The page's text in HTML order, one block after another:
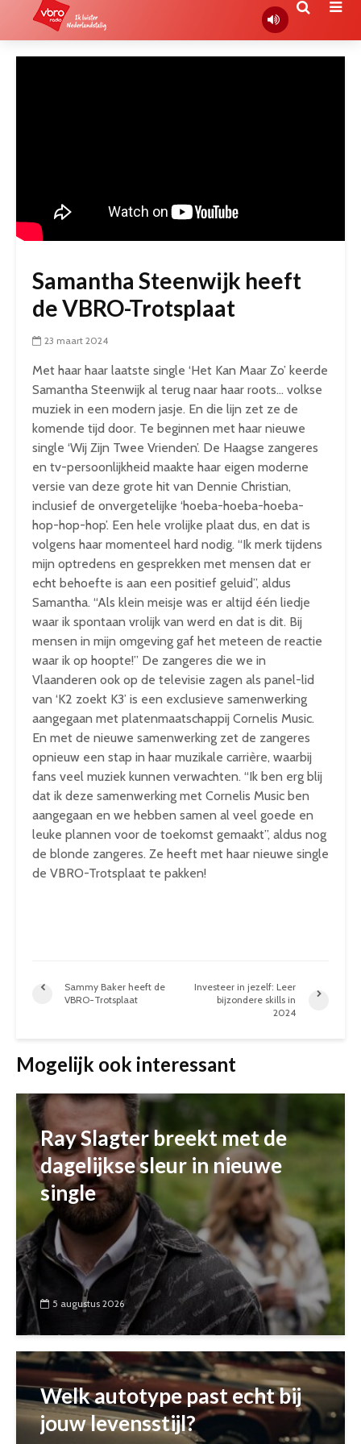
Samantha Steenwijk heeft
de VBRO-Trotsplaat
23 maart 2024
Met haar haar laatste single ‘Het Kan Maar Zo’ keerde
Samantha Steenwijk al terug naar haar roots… volkse
muziek in een modern jasje. En die lijn zet ze de
komende tijd door. Te beginnen met haar nieuwe
single ‘Wij Zijn Twee Vrienden’. De Haagse zangeres
en tv-persoonlijkheid maakte haar eigen moderne
versie van deze grote hit van Dennie Christian,
inclusief de onvergetelijke ‘hoeba-hoeba-hoeba-
hop-hop-hop’. Een hele vrolijke plaat dus, en dat is
volgens haar momenteel hard nodig. “Ik merk tijdens
mijn optredens en gesprekken met mensen dat er
echt behoefte is aan een positief geluid”, aldus
Samantha. “Als klein meisje was er altijd één liedje
waar ik spontaan vrolijk van werd en dat is dit. Bij
mensen in mijn omgeving gaf het meteen de reactie
waar ik op hoopte!” De zangeres die we in
Vlaanderen ook op de televisie zagen als panel-lid
van ‘K2 zoekt K3’ is een exclusieve samenwerking
aangegaan met platenmaatschappij Cornelis Music.
En met de nieuwe samenwerking zet de zangeres
opnieuw een stap in haar muzikale carrière, waarbij
fans veel muziek kunnen verwachten. “Ik ben erg blij
dat ik deze samenwerking met Cornelis Music ben
aangegaan en we hebben samen al veel goede en
leuke plannen voor de toekomst gemaakt”, aldus nog
de blonde zangeres. Ze heeft met haar nieuwe single
de VBRO-Trotsplaat te pakken!
Sammy Baker heeft de
VBRO-Trotsplaat
Investeer in jezelf: Leer
bijzondere skills in
2024
Mogelijk ook interessant
Ray Slagter breekt met de
dagelijkse sleur in nieuwe
single
5 augustus 2026
Welk autotype past echt bij
jouw levensstijl?